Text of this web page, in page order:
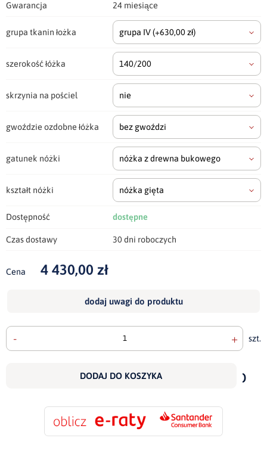
Gwarancja 24 miesiące
grupa tkanin łożka grupa IV(+630,00 zł)
szerokość łóżka 140/200
skrzynia na pościel nie
gwoździe ozdobne łóżka bez gwoździ
gatunek nóżki nóżka z drewna bukowego
kształt nóżki nóżka gięta
Dostępność dostępne
Czas dostawy 30 dni roboczych
Cena 4 430,00 zł
dodaj uwagi do produktu
- + szt.
DODAJ DO KOSZYKA
do